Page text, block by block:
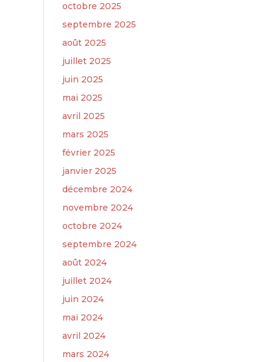
octobre 2025
septembre 2025
août 2025
juillet 2025
juin 2025
mai 2025
avril 2025
mars 2025
février 2025
janvier 2025
décembre 2024
novembre 2024
octobre 2024
septembre 2024
août 2024
juillet 2024
juin 2024
mai 2024
avril 2024
mars 2024